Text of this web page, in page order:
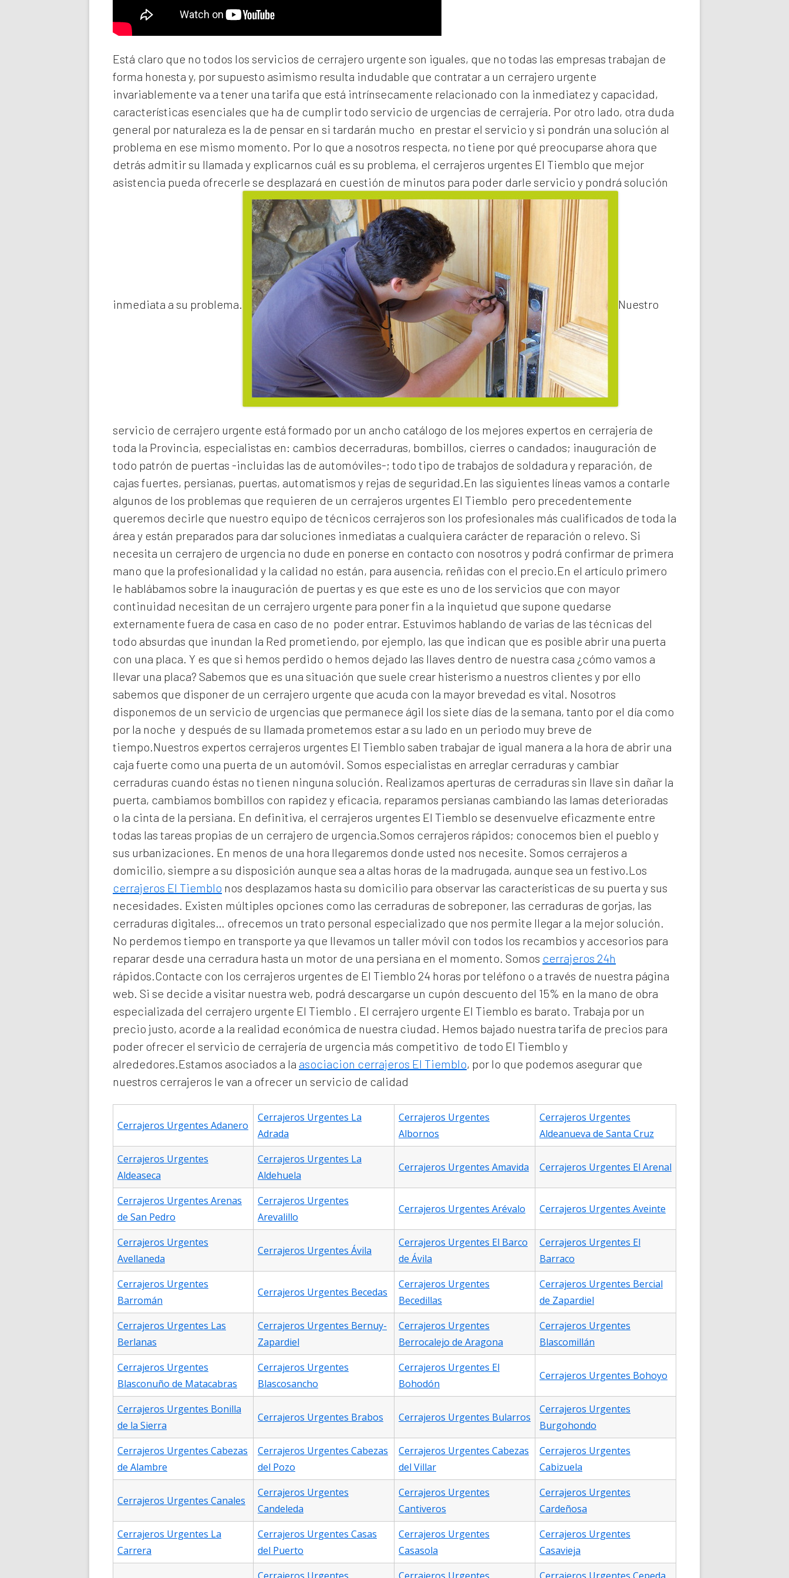
Está claro que no todos los servicios de cerrajero urgente son iguales, que no todas las empresas trabajan de
forma honesta y, por supuesto asimismo resulta indudable que contratar a un cerrajero urgente
invariablemente va a tener una tarifa que está intrínsecamente relacionado con la inmediatez y capacidad,
características esenciales que ha de cumplir todo servicio de urgencias de cerrajería. Por otro lado, otra duda
general por naturaleza es la de pensar en si tardarán mucho en prestar el servicio y si pondrán una solución al
problema en ese mismo momento. Por lo que a nosotros respecta, no tiene por qué preocuparse ahora que
detrás admitir su llamada y explicarnos cuál es su problema, el cerrajeros urgentes El Tiemblo que mejor
asistencia pueda ofrecerle se desplazará en cuestión de minutos para poder darle servicio y pondrá solución
inmediata a su problema. Nuestro
servicio de cerrajero urgente está formado por un ancho catálogo de los mejores expertos en cerrajería de
toda la Provincia, especialistas en: cambios decerraduras, bombillos, cierres o candados; inauguración de
todo patrón de puertas -incluidas las de automóviles-; todo tipo de trabajos de soldadura y reparación, de
cajas fuertes, persianas, puertas, automatismos y rejas de seguridad.En las siguientes líneas vamos a contarle
algunos de los problemas que requieren de un cerrajeros urgentes El Tiemblo pero precedentemente
queremos decirle que nuestro equipo de técnicos cerrajeros son los profesionales más cualificados de toda la
área y están preparados para dar soluciones inmediatas a cualquiera carácter de reparación o relevo. Si
necesita un cerrajero de urgencia no dude en ponerse en contacto con nosotros y podrá confirmar de primera
mano que la profesionalidad y la calidad no están, para ausencia, reñidas con el precio.En el artículo primero
le hablábamos sobre la inauguración de puertas y es que este es uno de los servicios que con mayor
continuidad necesitan de un cerrajero urgente para poner fin a la inquietud que supone quedarse
externamente fuera de casa en caso de no poder entrar. Estuvimos hablando de varias de las técnicas del
todo absurdas que inundan la Red prometiendo, por ejemplo, las que indican que es posible abrir una puerta
con una placa. Y es que si hemos perdido o hemos dejado las llaves dentro de nuestra casa ¿cómo vamos a
llevar una placa? Sabemos que es una situación que suele crear histerismo a nuestros clientes y por ello
sabemos que disponer de un cerrajero urgente que acuda con la mayor brevedad es vital. Nosotros
disponemos de un servicio de urgencias que permanece ágil los siete días de la semana, tanto por el día como
por la noche y después de su llamada prometemos estar a su lado en un periodo muy breve de
tiempo.Nuestros expertos cerrajeros urgentes El Tiemblo saben trabajar de igual manera a la hora de abrir una
caja fuerte como una puerta de un automóvil. Somos especialistas en arreglar cerraduras y cambiar
cerraduras cuando éstas no tienen ninguna solución. Realizamos aperturas de cerraduras sin llave sin dañar la
puerta, cambiamos bombillos con rapidez y eficacia, reparamos persianas cambiando las lamas deterioradas
o la cinta de la persiana. En definitiva, el cerrajeros urgentes El Tiemblo se desenvuelve eficazmente entre
todas las tareas propias de un cerrajero de urgencia.Somos cerrajeros rápidos; conocemos bien el pueblo y
sus urbanizaciones. En menos de una hora llegaremos donde usted nos necesite. Somos cerrajeros a
domicilio, siempre a su disposición aunque sea a altas horas de la madrugada, aunque sea un festivo.Los
cerrajeros El Tiemblo nos desplazamos hasta su domicilio para observar las características de su puerta y sus
necesidades. Existen múltiples opciones como las cerraduras de sobreponer, las cerraduras de gorjas, las
cerraduras digitales… ofrecemos un trato personal especializado que nos permite llegar a la mejor solución.
No perdemos tiempo en transporte ya que llevamos un taller móvil con todos los recambios y accesorios para
reparar desde una cerradura hasta un motor de una persiana en el momento. Somos cerrajeros 24h
rápidos.Contacte con los cerrajeros urgentes de El Tiemblo 24 horas por teléfono o a través de nuestra página
web. Si se decide a visitar nuestra web, podrá descargarse un cupón descuento del 15% en la mano de obra
especializada del cerrajero urgente El Tiemblo . El cerrajero urgente El Tiemblo es barato. Trabaja por un
precio justo, acorde a la realidad económica de nuestra ciudad. Hemos bajado nuestra tarifa de precios para
poder ofrecer el servicio de cerrajería de urgencia más competitivo de todo El Tiemblo y
alrededores.Estamos asociados a la asociacion cerrajeros El Tiemblo, por lo que podemos asegurar que
nuestros cerrajeros le van a ofrecer un servicio de calidad
Cerrajeros Urgentes Adanero
Cerrajeros Urgentes La
Adrada
Cerrajeros Urgentes
Albornos
Cerrajeros Urgentes
Aldeanueva de Santa Cruz
Cerrajeros Urgentes
Aldeaseca
Cerrajeros Urgentes La
Aldehuela
Cerrajeros Urgentes Amavida Cerrajeros Urgentes El Arenal
Cerrajeros Urgentes Arenas
de San Pedro
Cerrajeros Urgentes
Arevalillo
Cerrajeros Urgentes Arévalo Cerrajeros Urgentes Aveinte
Cerrajeros Urgentes
Avellaneda
Cerrajeros Urgentes Ávila
Cerrajeros Urgentes El Barco
de Ávila
Cerrajeros Urgentes El
Barraco
Cerrajeros Urgentes
Barromán
Cerrajeros Urgentes Becedas
Cerrajeros Urgentes
Becedillas
Cerrajeros Urgentes Bercial
de Zapardiel
Cerrajeros Urgentes Las
Berlanas
Cerrajeros Urgentes Bernuy-
Zapardiel
Cerrajeros Urgentes
Berrocalejo de Aragona
Cerrajeros Urgentes
Blascomillán
Cerrajeros Urgentes
Blasconuño de Matacabras
Cerrajeros Urgentes
Blascosancho
Cerrajeros Urgentes El
Bohodón
Cerrajeros Urgentes Bohoyo
Cerrajeros Urgentes Bonilla
de la Sierra
Cerrajeros Urgentes Brabos Cerrajeros Urgentes Bularros
Cerrajeros Urgentes
Burgohondo
Cerrajeros Urgentes Cabezas
de Alambre
Cerrajeros Urgentes Cabezas
del Pozo
Cerrajeros Urgentes Cabezas
del Villar
Cerrajeros Urgentes
Cabizuela
Cerrajeros Urgentes Canales
Cerrajeros Urgentes
Candeleda
Cerrajeros Urgentes
Cantiveros
Cerrajeros Urgentes
Cardeñosa
Cerrajeros Urgentes La
Carrera
Cerrajeros Urgentes Casas
del Puerto
Cerrajeros Urgentes
Casasola
Cerrajeros Urgentes
Casavieja